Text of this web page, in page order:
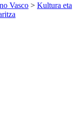
Vasco > Kultura eta